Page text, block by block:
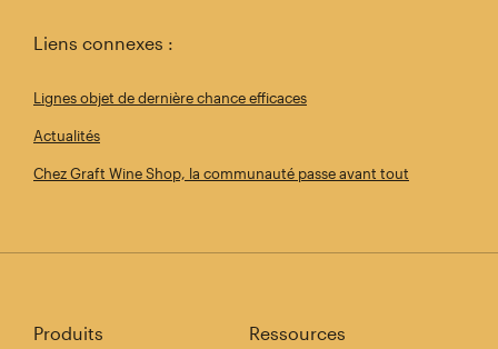
Liens connexes :
Lignes objet de dernière chance efficaces
Actualités
Chez Graft Wine Shop, la communauté passe avant tout
Produits Ressources